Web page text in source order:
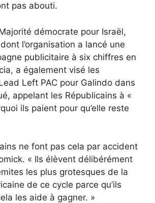
pas abouti.
démocrate pour Israël,
l’organisation a lancé une
publicitaire à six chiffres en
a également visé les
Left PAC pour Galindo dans
appelant les Républicains à «
ils paient pour qu’elle reste
ne font pas cela par accident
« Ils élèvent délibérément
les plus grotesques de la
de ce cycle parce qu’ils
les aide à gagner. »